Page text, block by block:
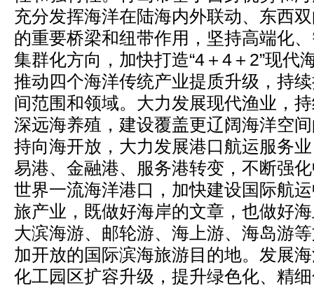
充分发挥海洋在陆海内外联动、东西
的重要桥梁和纽带作用，坚持高端化
集群化方向，加快打造“4＋4＋2”现代
推动四个海洋传统产业提质升级，持
间范围和领域。大力发展现代渔业，
深远海养殖，建设覆盖更辽阔海洋空间
持向海开放，大力发展港口航运服务
易港、金融港、服务港转变，不断强
世界一流海洋港口，加快建设国际航
旅产业，既做好海岸的文章，也做好
大滨海游、邮轮游、海上游、海岛游
加开放的国际滨海旅游目的地。发展
化工园区扩容升级，提升绿色化、精